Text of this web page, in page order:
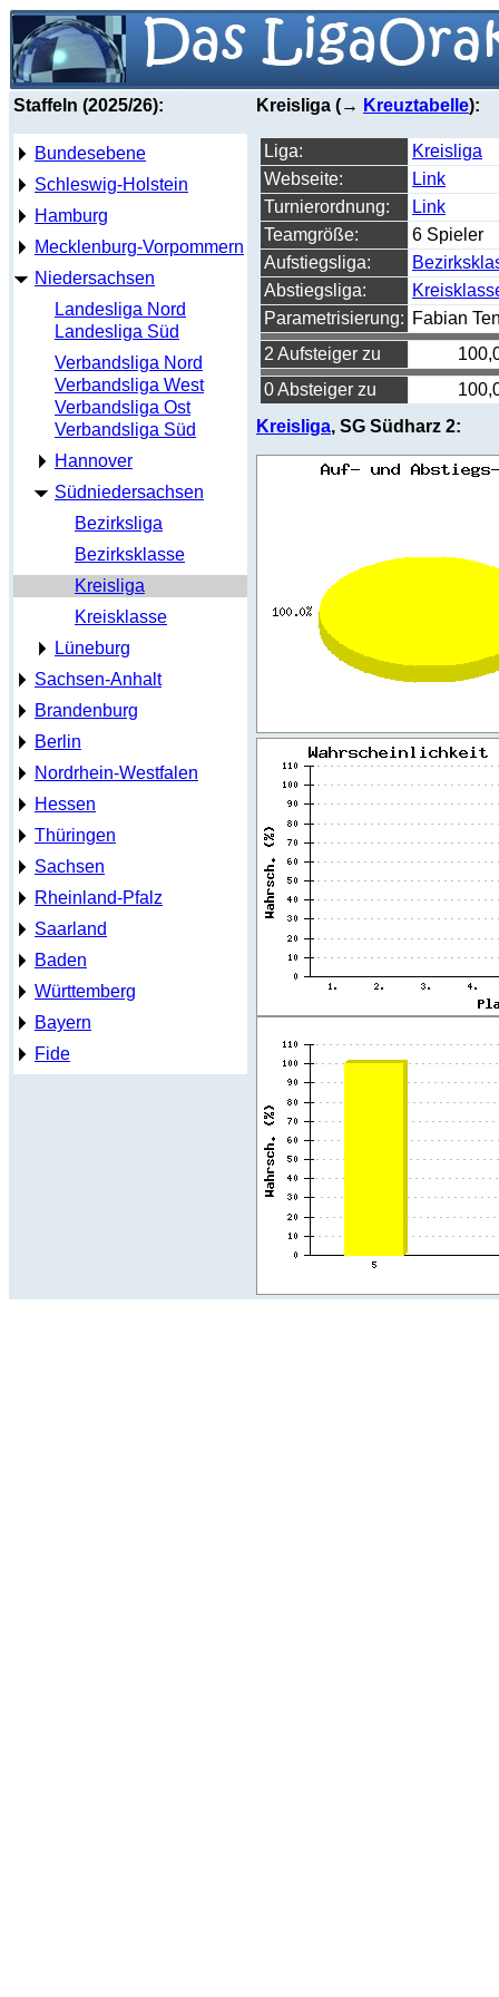
Staffeln (2025/26):
Bundesebene
Schleswig-Holstein
Hamburg
Mecklenburg-Vorpommern
Niedersachsen
Landesliga Nord
Landesliga Süd
Verbandsliga Nord
Verbandsliga West
Verbandsliga Ost
Verbandsliga Süd
Hannover
Südniedersachsen
Bezirksliga
Bezirksklasse
Kreisliga
Kreisklasse
Lüneburg
Sachsen-Anhalt
Brandenburg
Berlin
Nordrhein-Westfalen
Hessen
Thüringen
Sachsen
Rheinland-Pfalz
Saarland
Baden
Württemberg
Bayern
Fide
Kreisliga (→ Kreuztabelle):
Liga:
Kreisliga
Webseite:
Link
Turnierordnung:
Link
Teamgröße:
6 Spieler
Aufstiegsliga:
Abstiegsliga:
Parametrisierung: Fabian
2 Aufsteiger zu
0 Absteiger zu
Kreisliga, SG Südharz 2: